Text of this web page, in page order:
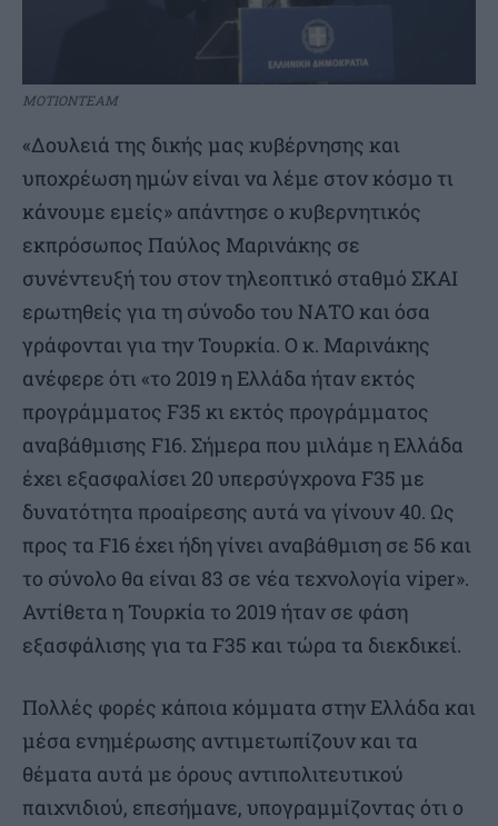
ΜΟΤΙΟΝΤΕΑΜ
«Δουλειά της δικής μας κυβέρνησης και
υποχρέωση ημών είναι να λέμε στον κόσμο τι
κάνουμε εμείς» απάντησε ο κυβερνητικός
εκπρόσωπος Παύλος Μαρινάκης σε
συνέντευξή του στον τηλεοπτικό σταθμό ΣΚΑΙ
ερωτηθείς για τη σύνοδο του ΝΑΤΟ και όσα
γράφονται για την Τουρκία. Ο κ. Μαρινάκης
ανέφερε ότι «το 2019 η Ελλάδα ήταν εκτός
προγράμματος F35 κι εκτός προγράμματος
αναβάθμισης F16. Σήμερα που μιλάμε η Ελλάδα
έχει εξασφαλίσει 20 υπερσύγχρονα F35 με
δυνατότητα προαίρεσης αυτά να γίνουν 40. Ως
προς τα F16 έχει ήδη γίνει αναβάθμιση σε 56 και
το σύνολο θα είναι 83 σε νέα τεχνολογία viper».
Αντίθετα η Τουρκία το 2019 ήταν σε φάση
εξασφάλισης για τα F35 και τώρα τα διεκδικεί.
Πολλές φορές κάποια κόμματα στην Ελλάδα και
μέσα ενημέρωσης αντιμετωπίζουν και τα
θέματα αυτά με όρους αντιπολιτευτικού
παιχνιδιού, επεσήμανε, υπογραμμίζοντας ότι ο